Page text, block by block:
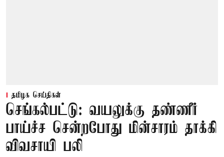
தமிழக செய்திகள்
செங்கல்பட்டு: வயலுக்கு தண்ணீர்
பாய்ச்ச சென்றபோது மின்சாரம் தாக்கி
விவசாயி பலி